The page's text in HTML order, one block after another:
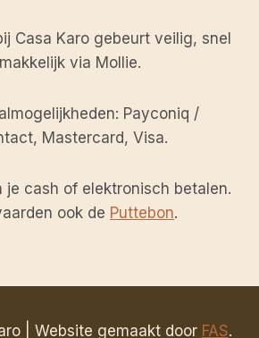
Casa Karo gebeurt veilig, snel
via Mollie.
Payconiq /
Mastercard, Visa.
je cash of elektronisch betalen.
ook de Puttebon.
| Website gemaakt door FAS.